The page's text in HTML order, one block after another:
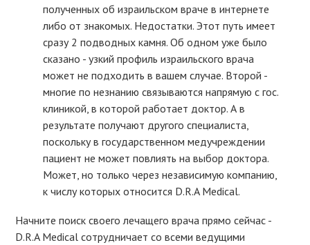
полученных об израильском враче в интернете
либо от знакомых. Недостатки. Этот путь имеет
сразу 2 подводных камня. Об одном уже было
сказано - узкий профиль израильского врача
может не подходить в вашем случае. Второй -
многие по незнанию связываются напрямую с гос.
клиникой, в которой работает доктор. А в
результате получают другого специалиста,
поскольку в государственном медучреждении
пациент не может повлиять на выбор доктора.
Может, но только через независимую компанию,
к числу которых относится D.R.A Medical.
Начните поиск своего лечащего врача прямо сейчас -
D.R.A Medical сотрудничает со всеми ведущими